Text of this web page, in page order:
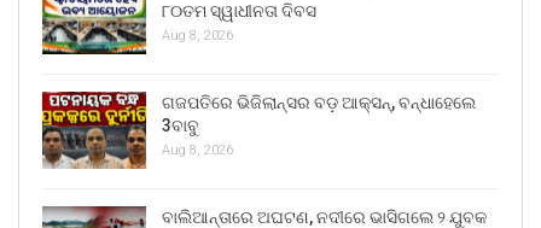
୮୦ତମ ସ୍ୱାଧୀନତା ଦିବସ
Aug 8, 2026
ଗଜପତିରେ ଭିଜିଲାନ୍ସର ବଡ଼ ଆକ୍ସନ୍, ବନ୍ଧାହେଲେ
3ବାବୁ
Aug 8, 2026
ବାଲିଆନ୍ତାରେ ଅଘଟଣ, ନଦୀରେ ଭାସିଗଲେ ୨ ଯୁବକ